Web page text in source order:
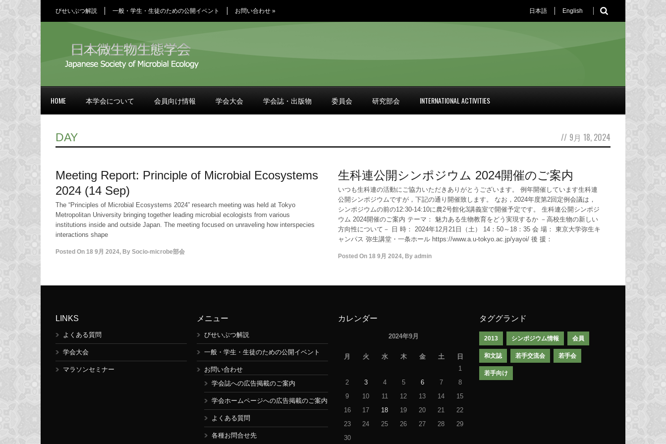
びせいぶつ解説 一般・学生・生徒のための公開イベント お問い合わせ » 日本語 English
HOME 本学会について 会員向け情報 学会大会 学会誌・出版物 委員会 研究部会 INTERNATIONAL ACTIVITIES
DAY // 9月 18, 2024
Meeting Report: Principle of Microbial Ecosystems
2024 (14 Sep)
The “Principles of Microbial Ecosystems 2024” research meeting was held at Tokyo
Metropolitan University bringing together leading microbial ecologists from various
institutions inside and outside Japan. The meeting focused on unraveling how interspecies
interactions shape
Posted On 18 9月 2024, By Socio-microbe部会
生科連公開シンポジウム 2024開催のご案内
いつも生科連の活動にご協力いただきありがとうございます。 例年開催しています生科連
公開シンポジウムですが，下記の通り開催致します。 なお，2024年度第2回定例会議は，
シンポジウムの前の12:30-14:10に農2号館化3講義室で開催予定です。 生科連公開シンポジ
ウム 2024開催のご案内 テーマ： 魅力ある生物教育をどう実現するか －高校生物の新しい
方向性について－ 日 時： 2024年12月21日（土） 14：50～18：35 会 場： 東京大学弥生キ
ャンパス 弥生講堂・一条ホール https://www.a.u-tokyo.ac.jp/yayoi/ 後 援：
Posted On 18 9月 2024, By admin
LINKS
よくある質問
学会大会
マラソンセミナー
メニュー
びせいぶつ解説
一般・学生・生徒のための公開イベント
お問い合わせ
学会誌への広告掲載のご案内
学会ホームページへの広告掲載のご案内
よくある質問
各種お問合せ先
カレンダー
2024年9月
月 火 水 木 金 土
日
1
2
3 4 5 6 7
8
9
10 11 12 13 14
15
16
17 18 19 20 21
22
23
24 25 26 27 28
29
30
タググランド
2013 シンポジウム情報 会員
和文誌 若手交流会 若手会
若手向け